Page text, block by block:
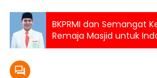
BKPRMI dan Semangat
Remaja Masjid untuk